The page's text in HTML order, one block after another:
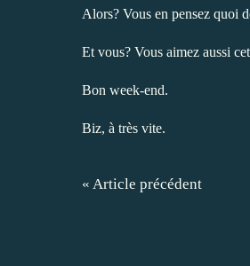
Alors? Vous en pensez quoi
Et vous? Vous aimez aussi
Bon week-end.
Biz, à très vite.
« Article précédent